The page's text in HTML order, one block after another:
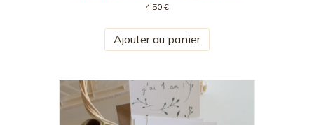
4,50€
Ajouter au panier